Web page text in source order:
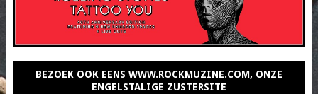
BEZOEK OOK EENS WWW.ROCKMUZINE.COM, ONZE
ENGELSTALIGE ZUSTERSITE